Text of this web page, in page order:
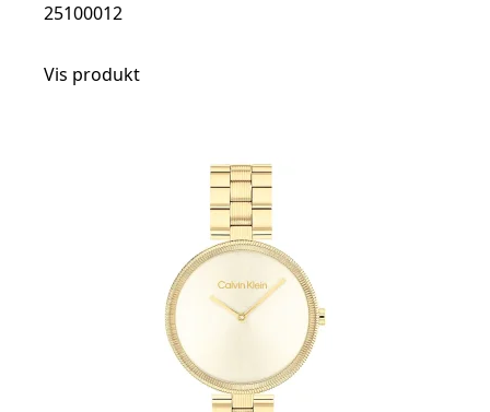
25100012
Vis produkt